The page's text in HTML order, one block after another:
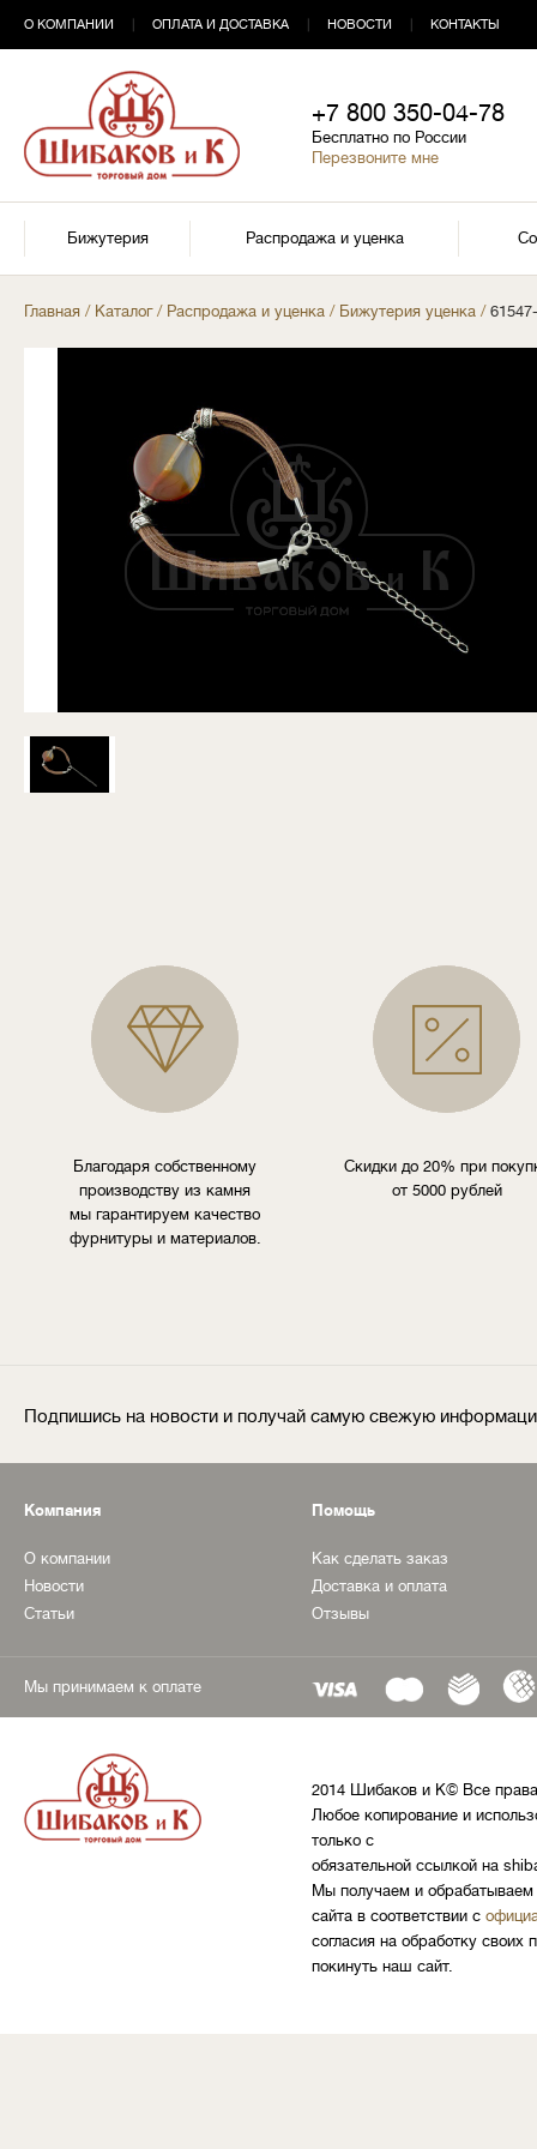
О КОМПАНИИ ОПЛАТА И ДОСТАВКА НОВОСТИ КОНТАКТЫ
+7 800 350-04-78
Бесплатно по России
Перезвоните мне
Бижутерия Распродажа и уценка
Главная / Каталог/ Распродажа и уценка / Бижутерия уценка /
Благодаря собственному
производству из камня
мы гарантируем качество
фурнитуры и материалов.
Скидки до 20% при
от 5000 рублей
Подпишись на новости и получай самую свежую
Компания
О компании
Новости
Статьи
Помощь
Как сделать заказ
Доставка и оплата
Отзывы
Мы принимаем к оплате
2014 Шибаков и К© Все
Любое копирование и
только с
обязательной ссылкой на
Мы получаем и обрабатываем
сайта в соответствии с
согласия на обработку
покинуть наш сайт.